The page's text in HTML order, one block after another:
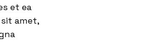
et ea
amet,